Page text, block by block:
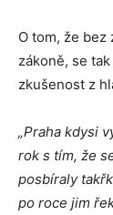
O tom, že
zákoně, se
zkušenost z
„Praha kdysi
rok s tím, že
posbíraly
po roce jim